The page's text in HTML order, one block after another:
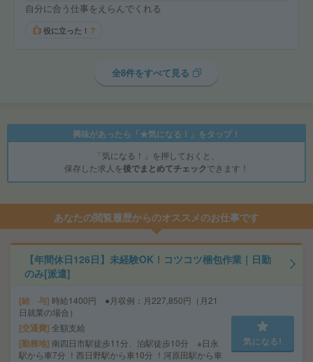
自分に合う仕事をえらんでくれる
役に立った！ 7
全8件をすべて見る
興味があったら「★気になる！」をタップ！
「気になる！」を押しておくと、
保存した求人を後でまとめてチェックできます！
あなたの閲覧履歴からのオススメのお仕事です
【年間休日126日】未経験OK！コツコツ梱包作業｜日勤
のみ[派遣]
給 与 時給1400円 ●月収例：月227,850円（月21
日就業の場合）
交通費 全額支給
勤務地 南四日市駅徒歩11分、泊駅徒歩10分 ※日永
駅から車7分 ！西日野駅から車10分 ！河原田駅から車
気になる!